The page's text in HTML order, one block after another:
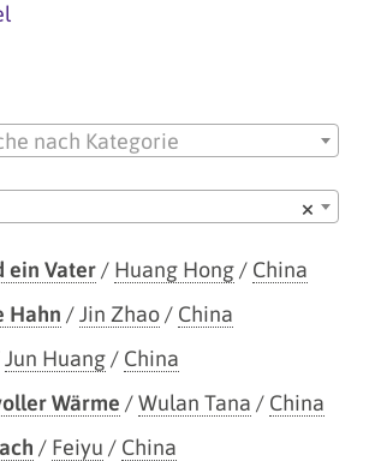
nach Kategorie
×
ein Vater/ Huang Hong/ China
Hahn /Jin Zhao/ China
Jun Huang/ China
Wärme /Wulan Tana / China
/ Feiyu / China